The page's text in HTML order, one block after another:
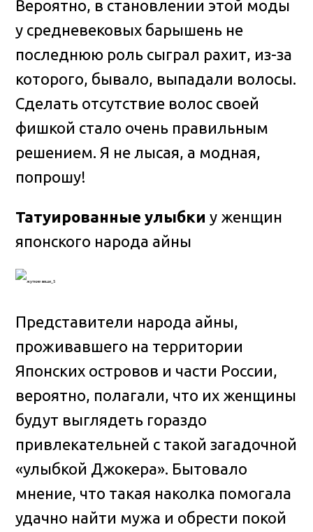
Вероятно, в становлении этой моды
у средневековых барышень не
последнюю роль сыграл рахит, из-за
которого, бывало, выпадали волосы.
Сделать отсутствие волос своей
фишкой стало очень правильным
решением. Я не лысая, а модная,
попрошу!
Татуированные улыбки у женщин
японского народа айны
Представители народа айны,
проживавшего на территории
Японских островов и части России,
вероятно, полагали, что их женщины
будут выглядеть гораздо
привлекательней с такой загадочной
«улыбкой Джокера». Бытовало
мнение, что такая наколка помогала
удачно найти мужа и обрести покой